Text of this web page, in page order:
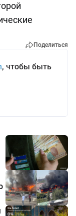
Поделиться
, чтобы быть